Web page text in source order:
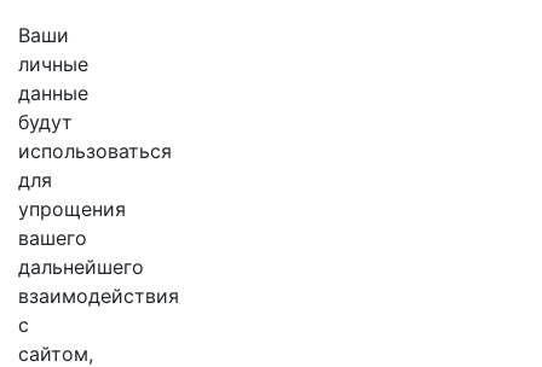
Ваши
личные
данные
будут
использоваться
для
упрощения
вашего
дальнейшего
взаимодействия
с
сайтом,